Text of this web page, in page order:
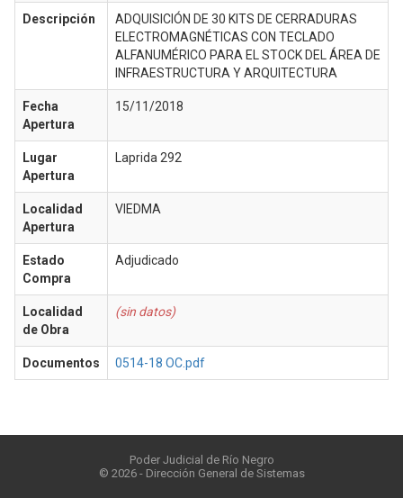
Descripción
ADQUISICIÓN DE 30 KITS DE CERRADURAS
ELECTROMAGNÉTICAS CON TECLADO
ALFANUMÉRICO PARA EL STOCK DEL ÁREA DE
INFRAESTRUCTURA Y ARQUITECTURA
Fecha
Apertura
15/11/2018
Lugar
Apertura
Laprida 292
Localidad
Apertura
VIEDMA
Estado
Compra
Adjudicado
Localidad
de Obra
(sin datos)
Documentos 0514-18 OC.pdf